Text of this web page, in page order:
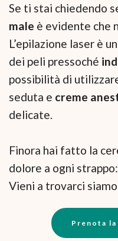
Se ti stai chiedendo
male è evidente che
L’epilazione laser è
dei peli pressoché
possibilità di
seduta e creme
delicate.
Finora hai fatto la
dolore a ogni
Vieni a trovarci
Prenota